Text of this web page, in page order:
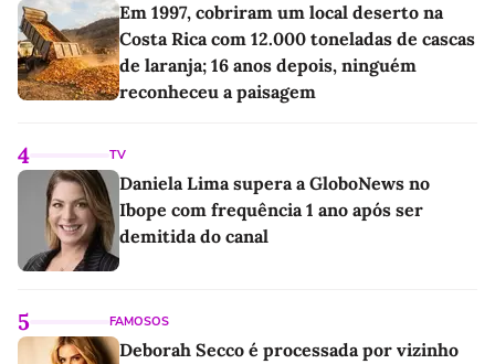
Em 1997, cobriram um local deserto na
Costa Rica com 12.000 toneladas de cascas
de laranja; 16 anos depois, ninguém
reconheceu a paisagem
4 TV
Daniela Lima supera a GloboNews no
Ibope com frequência 1 ano após ser
demitida do canal
5 FAMOSOS
Deborah Secco é processada por vizinho